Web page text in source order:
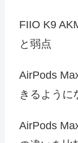
FIIO K9
と弱点
AirPods
きるように
AirPods